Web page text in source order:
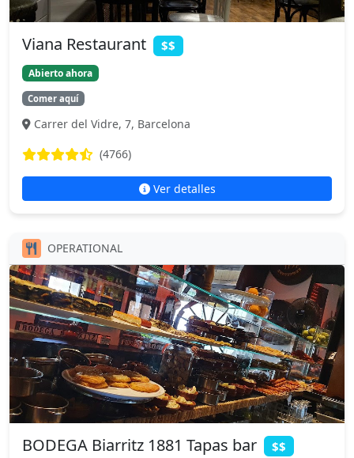
Viana Restaurant $$
Abierto ahora
Comer aquí
Carrer del Vidre, 7, Barcelona
(4766)
Ver detalles
OPERATIONAL
BODEGA Biarritz 1881 Tapas bar $$